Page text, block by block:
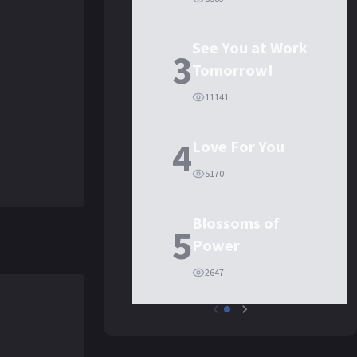
3See You at Work
Tomorrow!
11141
4Love For You
5170
5Blossoms of
Power
2647